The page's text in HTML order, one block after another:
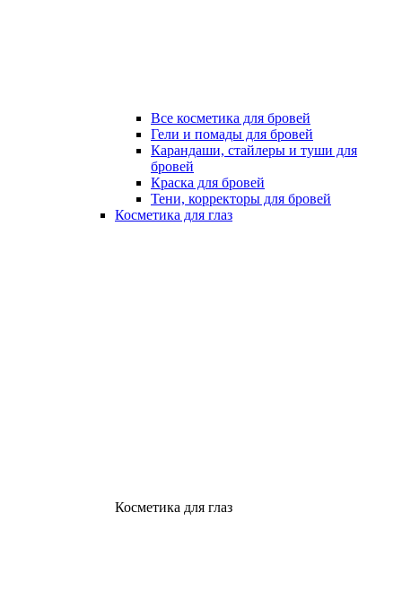
Все косметика для бровей
Гели и помады для бровей
Карандаши, стайлеры и туши для
бровей
Краска для бровей
Тени, корректоры для бровей
Косметика для глаз
Косметика для глаз